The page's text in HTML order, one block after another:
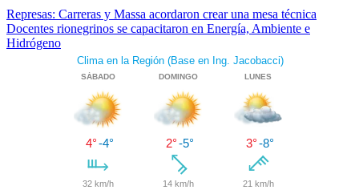
Represas: Carreras y Massa acordaron crear una mesa técnica
Docentes rionegrinos se capacitaron en Energía, Ambiente e
Hidrógeno